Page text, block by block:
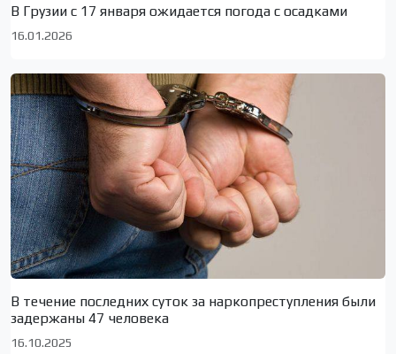
В Грузии с 17 января ожидается погода с осадками
16.01.2026
В течение последних суток за наркопреступления были
задержаны 47 человека
16.10.2025